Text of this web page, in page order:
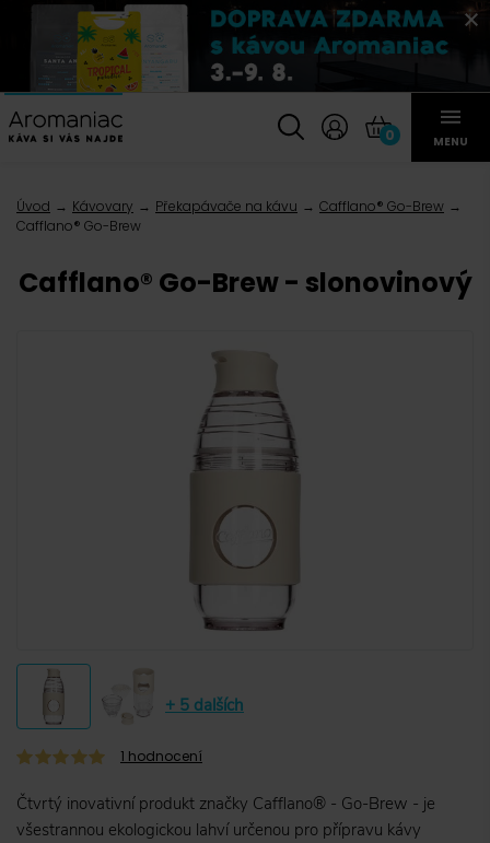
0 MENU
Úvod Kávovary Překapávače na kávu
Cafflano® Go-Brew
Cafflano® Go-Brew
Cafflano® Go-Brew - slonovinový
+ 5 dalších
1 hodnocení
Čtvrtý inovativní produkt značky Cafflano® - Go-Brew - je
všestrannou ekologickou lahví určenou pro přípravu kávy